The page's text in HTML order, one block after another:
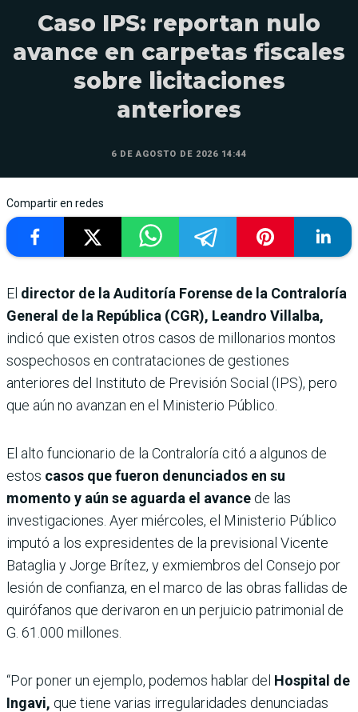
Caso IPS: reportan nulo
avance en carpetas fiscales
sobre licitaciones
anteriores
6 DE AGOSTO DE 2026 14:44
Compartir en redes
El director de la Auditoría Forense de la Contraloría
General de la República (CGR), Leandro Villalba,
indicó que existen otros casos de millonarios montos
sospechosos en contrataciones de gestiones
anteriores del Instituto de Previsión Social (IPS), pero
que aún no avanzan en el Ministerio Público.
El alto funcionario de la Contraloría citó a algunos de
estos casos que fueron denunciados en su
momento y aún se aguarda el avance de las
investigaciones. Ayer miércoles, el Ministerio Público
imputó a los expresidentes de la previsional Vicente
Bataglia y Jorge Brítez, y exmiembros del Consejo por
lesión de confianza, en el marco de las obras fallidas de
quirófanos que derivaron en un perjuicio patrimonial de
G. 61.000 millones.
“Por poner un ejemplo, podemos hablar del Hospital de
Ingavi, que tiene varias irregularidades denunciadas